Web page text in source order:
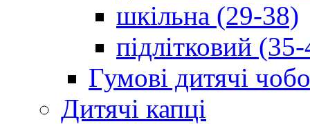
шкільна (29-38)
підлітковий
Гумові дитячі
Дитячі капці